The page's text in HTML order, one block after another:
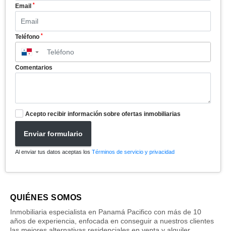
Email *
Teléfono *
▼
Comentarios
Acepto recibir información sobre ofertas inmobiliarias
Enviar formulario
Al enviar tus datos aceptas los Términos de servicio y privacidad
QUIÉNES SOMOS
Inmobiliaria especialista en Panamá Pacifico con más de 10
años de experiencia, enfocada en conseguir a nuestros clientes